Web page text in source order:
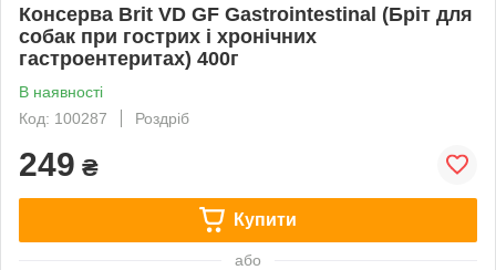
Консерва Brit VD GF Gastrointestinal (Бріт для
собак при гострих і хронічних
гастроентеритах) 400г
В наявності
Код: 100287
Роздріб
249 ₴
Купити
або